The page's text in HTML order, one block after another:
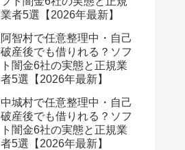
業者5選【2026年最新】
阿智村で任意整理中・自己
破産後でも借りれる？ソフ
ト闇金6社の実態と正規業
者5選【2026年最新】
中城村で任意整理中・自己
破産後でも借りれる？ソフ
ト闇金6社の実態と正規業
者5選【2026年最新】